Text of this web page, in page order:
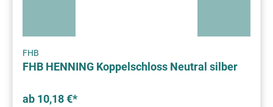
FHB
FHB HENNING Koppelschloss Neutral silber
ab 10,18 €*